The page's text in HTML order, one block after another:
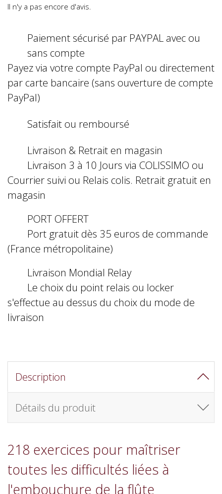
Il n'y a pas encore d'avis.
Paiement sécurisé par PAYPAL avec ou
sans compte
Payez via votre compte PayPal ou directement
par carte bancaire (sans ouverture de compte
PayPal)
Satisfait ou remboursé
Livraison & Retrait en magasin
Livraison 3 à 10 Jours via COLISSIMO ou
Courrier suivi ou Relais colis. Retrait gratuit en
magasin
PORT OFFERT
Port gratuit dès 35 euros de commande
(France métropolitaine)
Livraison Mondial Relay
Le choix du point relais ou locker
s'effectue au dessus du choix du mode de
livraison
Description
Détails du produit
218 exercices pour maîtriser
toutes les difficultés liées à
l'embouchure de la flûte